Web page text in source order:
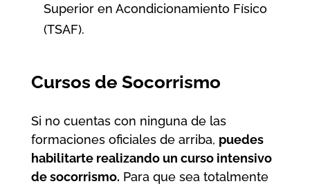
Superior en Acondicionamiento Físico
(TSAF).
Cursos de Socorrismo
Si no cuentas con ninguna de las
formaciones oficiales de arriba, puedes
habilitarte realizando un curso intensivo
de socorrismo. Para que sea totalmente